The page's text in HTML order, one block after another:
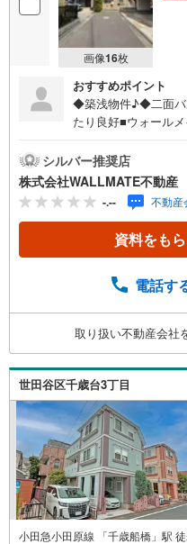
画像16枚
おすすめポイント
◆築浅物件♪◆二面バ
たり良好■ウォール
心エリアに特化した
案 ■住宅ローンシュ
催中 ■ウォールメイ
ついて 分かりやすく
【無料プレゼント】
シルバー推奨店
株式会社WALLMATE不動
-.-- 不動産
資料をも
電話す
取り扱い不動産会社
世田谷区千歳台3丁目
小田急小田原線 「千歳船橋」駅